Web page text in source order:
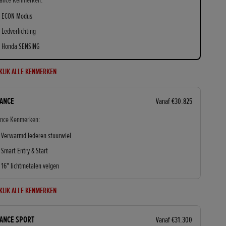
ECON Modus
Ledverlichting
Honda SENSING
ALLE KENMERKEN
Vanaf €30.825
Kenmerken:
Verwarmd lederen stuurwiel
Smart Entry & Start
16" lichtmetalen velgen
ALLE KENMERKEN
SPORT Vanaf €31.300